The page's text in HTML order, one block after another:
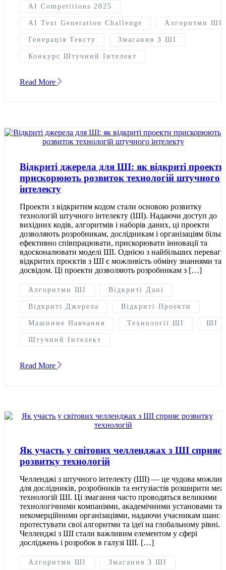
AI Competitions 2025
AI Text Generation Challenge Алгоритми ШІ
Генерація Тексту Змагання З ШІ
Конкурс Штучний Інтелект
Read More
Відкриті джерела для ШІ: як відкриті проекти
прискорюють розвиток технологій штучного
інтелекту
Проекти з відкритим кодом стали основою розвитку
технологій штучного інтелекту (ШІ). Надаючи доступ до
вихідних кодів, алгоритмів і наборів даних, ці проекти
дозволяють розробникам, дослідникам і організаціям більш
ефективно співпрацювати, прискорювати інновації та
вдосконалювати моделі ШІ. Однією з найбільших переваг
відкритих проєктів з ШІ є можливість обміну знаннями та
досвідом. Ці проекти дозволяють розробникам з […]
Алгоритми ШІ Відкриті Дані
Відкриті Джерела Відкриті Проекти
Машинне Навчання Технології ШІ ШІ
Штучний Інтелект
Read More
Як участь у світових челленджах з ШІ сприяє
розвитку технологій
Челленджі з штучного інтелекту (ШІ) — це чудова
для дослідників, розробників та ентузіастів розширити
технологій ШІ. Ці змагання часто проводяться великими
технологічними компаніями, академічними установами та
некомерційними організаціями, надаючи учасникам шанс
протестувати свої алгоритми та ідеї на глобальному рівні.
Челленджі з ШІ стали важливим елементом у сфері
досліджень і розробок в галузі ШІ. […]
Алгоритми ШІ Змагання З ШІ